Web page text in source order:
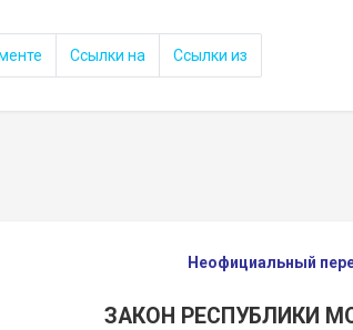
Ссылки на Ссылки из
Неофициальный
ЗАКОН РЕСПУБЛИКИ